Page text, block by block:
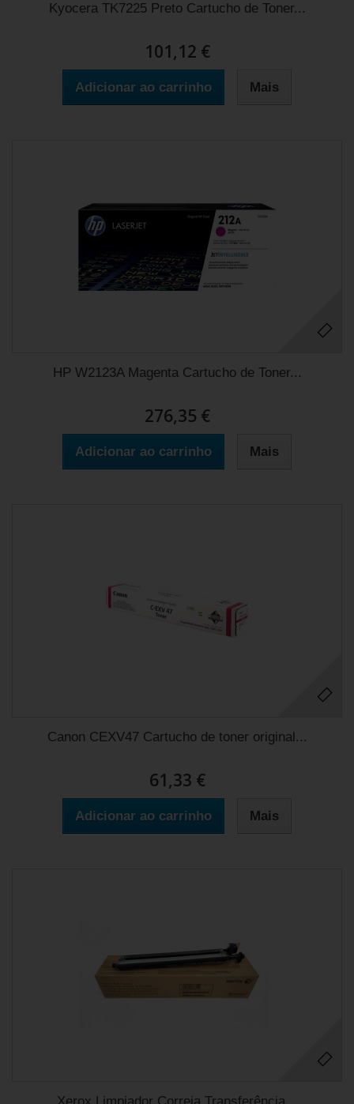
Kyocera TK7225 Preto Cartucho de Toner...
101,12 €
Adicionar ao carrinho Mais
HP W2123A Magenta Cartucho de Toner...
276,35 €
Adicionar ao carrinho Mais
Canon CEXV47 Cartucho de toner original...
61,33 €
Adicionar ao carrinho Mais